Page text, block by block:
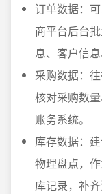
订单数据：
商平台后台
息、客户信
采购数据：
核对采购数
账务系统。
库存数据：
物理盘点，
库记录，补齐